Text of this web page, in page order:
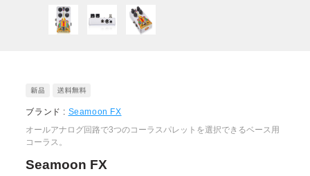
ブランド : Seamoon FX
オールアナログ回路で3つのコーラスパレットを選択できるベース用
コーラス。
Seamoon FX